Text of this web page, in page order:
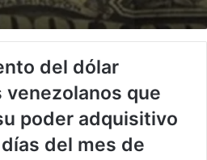
del dólar
venezolanos que
poder adquisitivo
del mes de